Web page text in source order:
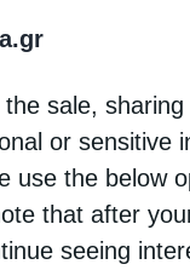
sale,
or sensitive
use the below
that after
seeing
Sferruzza
για να
Βόρειας
εφοδιασμού
ευρύτερη